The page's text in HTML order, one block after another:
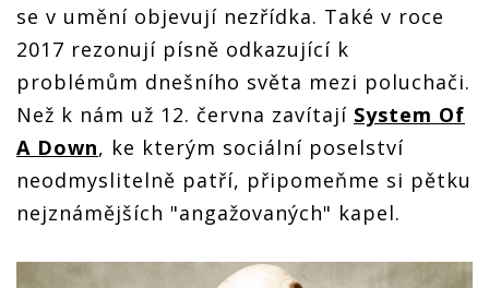
se v umění objevují nezřídka. Také v roce
2017 rezonují písně odkazující k
problémům dnešního světa mezi poluchači.
Než k nám už 12. června zavítají System Of
A Down, ke kterým sociální poselství
neodmyslitelně patří, připomeňme si pětku
nejznámějších "angažovaných" kapel.